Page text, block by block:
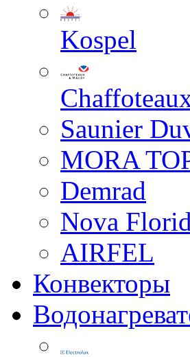
Kospel
Saunier
MORA
Demrad
Nova
AIRFEL
Конвекторы